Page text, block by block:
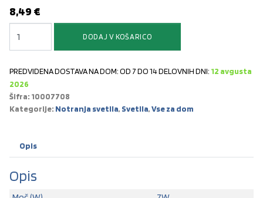
8,49 €
DODAJ V KOŠARICO
PREDVIDENA DOSTAVA NA DOM: OD 7 DO 14 DELOVNIH DNI: 12 avgusta
2026
Šifra: 10007708
Kategorije: Notranja svetila, Svetila,Vse za dom
Opis
Opis